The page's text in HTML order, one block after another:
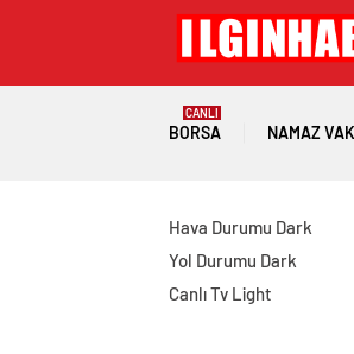
BORSA
CANLI
NAMAZ
Hava Durumu Dark
Yol Durumu Dark
Canlı Tv Light